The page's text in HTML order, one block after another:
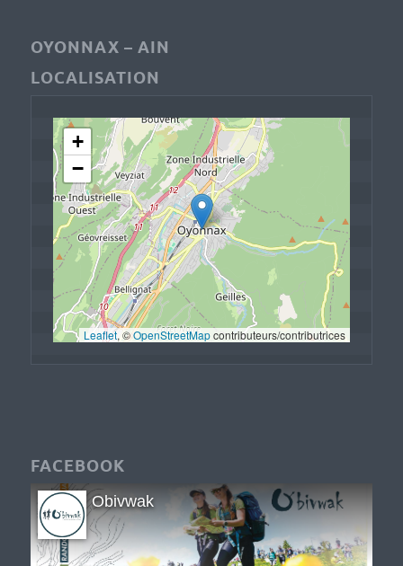
OYONNAX – AIN
LOCALISATION
+
−
Leaflet, © OpenStreetMap contributeurs/contributrices
FACEBOOK
Obivwak